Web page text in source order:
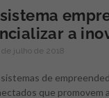
a
de julho de 2018
de
que promovem
executados junto